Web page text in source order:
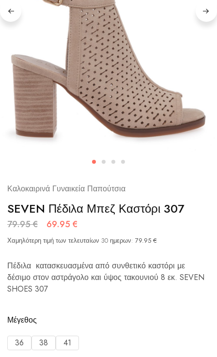
Καλοκαιρινά Γυναικεία Παπούτσια
SEVEN Πέδιλα Μπεζ Καστόρι 307
79.95€ 69.95 €
Χαμηλότερη τιμή των τελευταίων 30 ημερων: 79.95 €
Πέδιλα κατασκευασμένα από συνθετικό καστόρι με
δέσιμο στον αστράγολο και ύψος τακουνιού 8 εκ. SEVEN
SHOES 307
Μέγεθος
36 38 41